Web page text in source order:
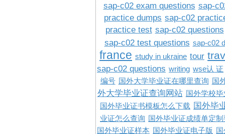
sap-c02 exam questions sap-
practice dumps sap-c02
practice test sap-c02 questions
sap-c02 test questions sap-c02
france study in ukraine tour
sap-c02 questions writing wse认 证
编号 国外大学毕业证在哪里查询 国
外大学毕业证查询网站 国外学校
国外毕业证书模板怎么下载 国外毕
业证怎么查询
国外毕业证成绩单定
国外毕业证样本
国外毕业证电子版